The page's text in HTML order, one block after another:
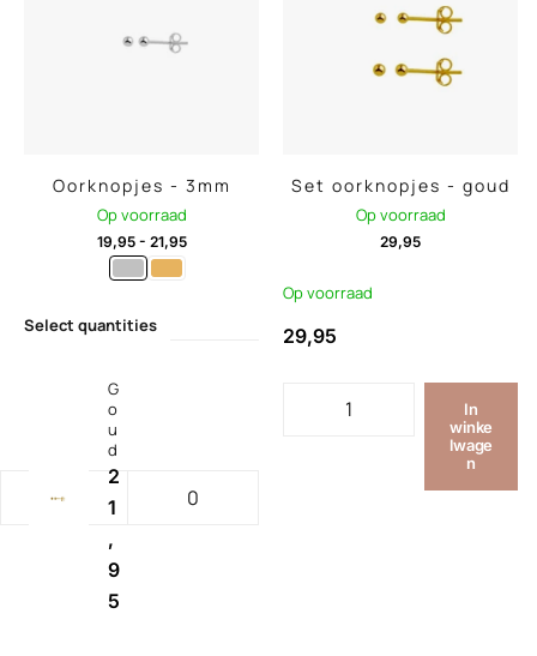
Oorknopjes - 3mm
Op voorraad
19,95- 21,95
Select quantities
G
o
u
d
2
1
,
9
5
Set oorknopjes - goud
Op voorraad
29,95
Op voorraad
29,95
In
winke
lwage
n